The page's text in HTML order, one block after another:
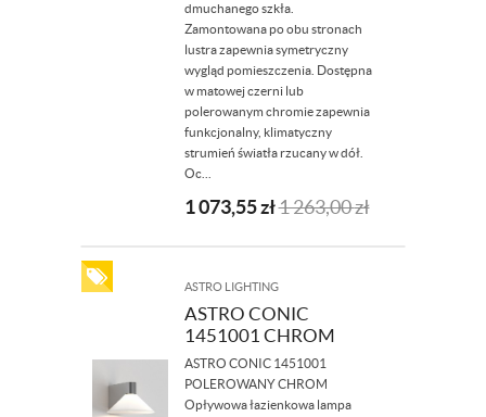
dmuchanego szkła.
Zamontowana po obu stronach
lustra zapewnia symetryczny
wygląd pomieszczenia. Dostępna
w matowej czerni lub
polerowanym chromie zapewnia
funkcjonalny, klimatyczny
strumień światła rzucany w dół.
Oc...
1 073,55zł1 263,00zł
ASTRO LIGHTING
ASTRO CONIC
1451001 CHROM
ASTRO CONIC 1451001
POLEROWANY CHROM
Opływowa łazienkowa lampa